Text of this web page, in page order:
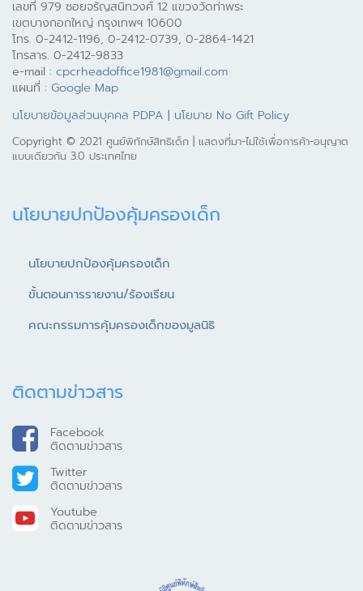
เลขที่ 979 ซอยจรัญสนิทวงศ์ 12 แขวงวัดท่าพระ
เขตบางกอกใหญ่ กรุงเทพฯ 10600
โทร. 0-2412-1196, 0-2412-0739, 0-2864-1421
โทรสาร. 0-2412-9833
e-mail : cpcrheadoffice1981@gmail.com
แผนที่ : Google Map
นโยบายข้อมูลส่วนบุคคล PDPA | นโยบาย No Gift Policy
Copyright © 2021 ศูนย์พิทักษ์สิทธิเด็ก | แสดงที่มา-ไม่ใช้เพื่อการค้า-อนุญาต
แบบเดียวกัน 3.0 ประเทศไทย
นโยบายปกป้องคุ้มครองเด็ก
นโยบายปกป้องคุ้มครองเด็ก
ขั้นตอนการรายงาน/ร้องเรียน
คณะกรรมการคุ้มครองเด็กของมูลนิธิ
ติดตามข่าวสาร
Facebook
ติดตามข่าวสาร
Twitter
ติดตามข่าวสาร
Youtube
ติดตามข่าวสาร